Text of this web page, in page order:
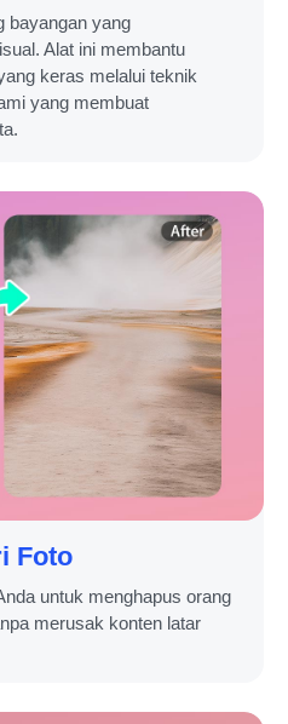
bayangan yang
Alat ini membantu
keras melalui teknik
yang membuat
Foto
untuk menghapus orang
merusak konten latar